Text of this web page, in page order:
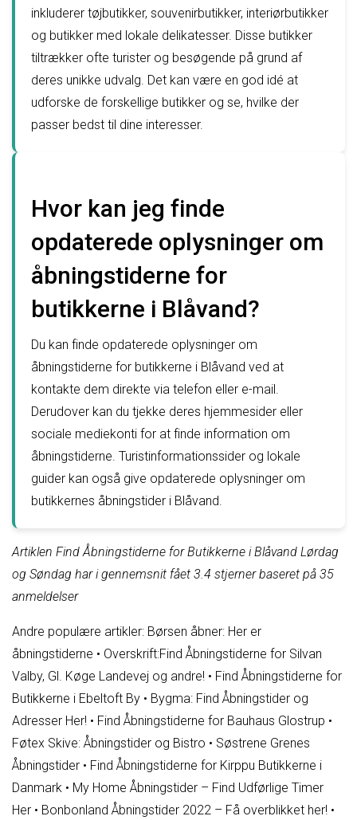
inkluderer tøjbutikker, souvenirbutikker, interiørbutikker
og butikker med lokale delikatesser. Disse butikker
tiltrækker ofte turister og besøgende på grund af
deres unikke udvalg. Det kan være en god idé at
udforske de forskellige butikker og se, hvilke der
passer bedst til dine interesser.
Hvor kan jeg finde
opdaterede oplysninger om
åbningstiderne for
butikkerne i Blåvand?
Du kan finde opdaterede oplysninger om
åbningstiderne for butikkerne i Blåvand ved at
kontakte dem direkte via telefon eller e-mail.
Derudover kan du tjekke deres hjemmesider eller
sociale mediekonti for at finde information om
åbningstiderne. Turistinformationssider og lokale
guider kan også give opdaterede oplysninger om
butikkernes åbningstider i Blåvand.
Artiklen Find Åbningstiderne for Butikkerne i Blåvand Lørdag
og Søndag har i gennemsnit fået 3.4 stjerner baseret på 35
anmeldelser
Andre populære artikler: Børsen åbner: Her er
åbningstiderne • Overskrift:Find Åbningstiderne for Silvan
Valby, Gl. Køge Landevej og andre! • Find Åbningstiderne for
Butikkerne i Ebeltoft By • Bygma: Find Åbningstider og
Adresser Her! • Find Åbningstiderne for Bauhaus Glostrup •
Føtex Skive: Åbningstider og Bistro • Søstrene Grenes
Åbningstider • Find Åbningstiderne for Kirppu Butikkerne i
Danmark • My Home Åbningstider – Find Udførlige Timer
Her • Bonbonland Åbningstider 2022 – Få overblikket her! •